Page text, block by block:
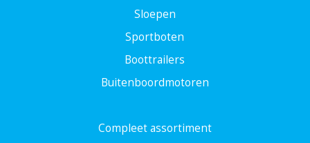
Sloepen
Sportboten
Boottrailers
Buitenboordmotoren
Compleet assortiment